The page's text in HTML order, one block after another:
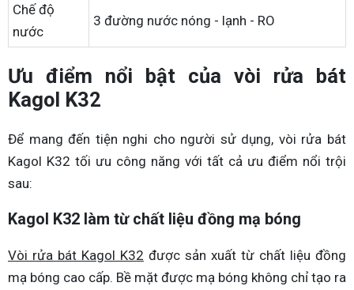
Chế độ
nước
3 đường nước nóng - lạnh - RO
Ưu điểm nổi bật của vòi rửa bát
Kagol K32
Để mang đến tiện nghi cho người sử dụng, vòi rửa bát
Kagol K32 tối ưu công năng với tất cả ưu điểm nổi trội
sau:
Kagol K32 làm từ chất liệu đồng mạ bóng
Vòi rửa bát Kagol K32 được sản xuất từ chất liệu đồng
mạ bóng cao cấp. Bề mặt được mạ bóng không chỉ tạo ra